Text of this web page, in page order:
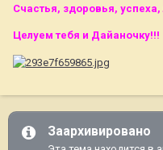
Счастья, здоровья,
Целуем тебя и Дайаночку!!!
Заархивировано